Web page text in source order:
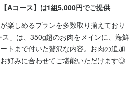
Aコース】は1組5,000円でご提供
楽しめるプランを多数取り揃えており
」は、350g超のお肉をメインに、海鮮
トまで付いた贅沢な内容。お肉の追加
好みに合わせてご堪能いただけます◎
がらホールを回すため、ひとりで抱え
雑時もスタッフ同士で声を掛け合い、
働いています。